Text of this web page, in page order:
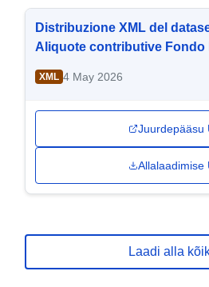
Distribuzione XML del
Aliquote contributive Fondo
XML 4 May 2026
Juurdepääsu
Allalaadimise
Laadi alla